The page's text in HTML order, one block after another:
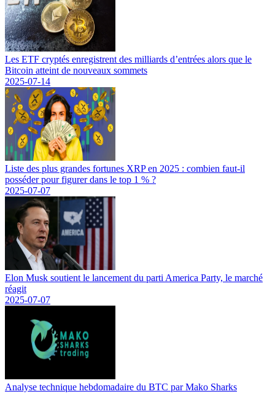
Les ETF cryptés enregistrent des milliards d’entrées alors que le
Bitcoin atteint de nouveaux sommets
2025-07-14
Liste des plus grandes fortunes XRP en 2025 : combien faut-il
posséder pour figurer dans le top 1 % ?
2025-07-07
Elon Musk soutient le lancement du parti America Party, le marché
réagit
2025-07-07
Analyse technique hebdomadaire du BTC par Mako Sharks